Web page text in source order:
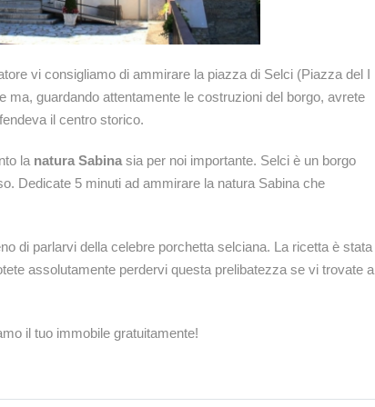
vi consigliamo di ammirare la piazza di Selci (Piazza del I
ma, guardando attentamente le costruzioni del borgo, avrete
il centro storico.
la natura Sabina sia per noi importante. Selci è un borgo
Dedicate 5 minuti ad ammirare la natura Sabina che
di parlarvi della celebre porchetta selciana. La ricetta è stata
assolutamente perdervi questa prelibatezza se vi trovate a
il tuo immobile gratuitamente!